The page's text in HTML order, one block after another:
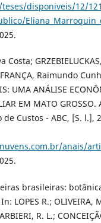
disponiveis/12/
Costa;
Raimundo
UMA ANÁLISE
EM MATO
Custos - ABC, [S. l.],
anais/
brasileiras:
LOPES R.; OLIVEIRA,
R. L.;